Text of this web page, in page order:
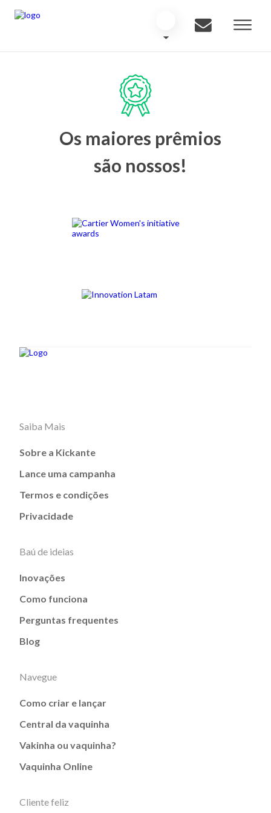
Os maiores prêmios
são nossos!
Saiba Mais
Sobre a Kickante
Lance uma campanha
Termos e condições
Privacidade
Baú de ideias
Inovações
Como funciona
Perguntas frequentes
Blog
Navegue
Como criar e lançar
Central da vaquinha
Vakinha ou vaquinha?
Vaquinha Online
Cliente feliz